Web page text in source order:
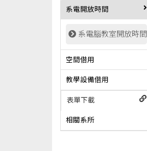
系電開放時間
系電腦教室開放時間
空間借用
教學設備借用
表單下載
相關系所